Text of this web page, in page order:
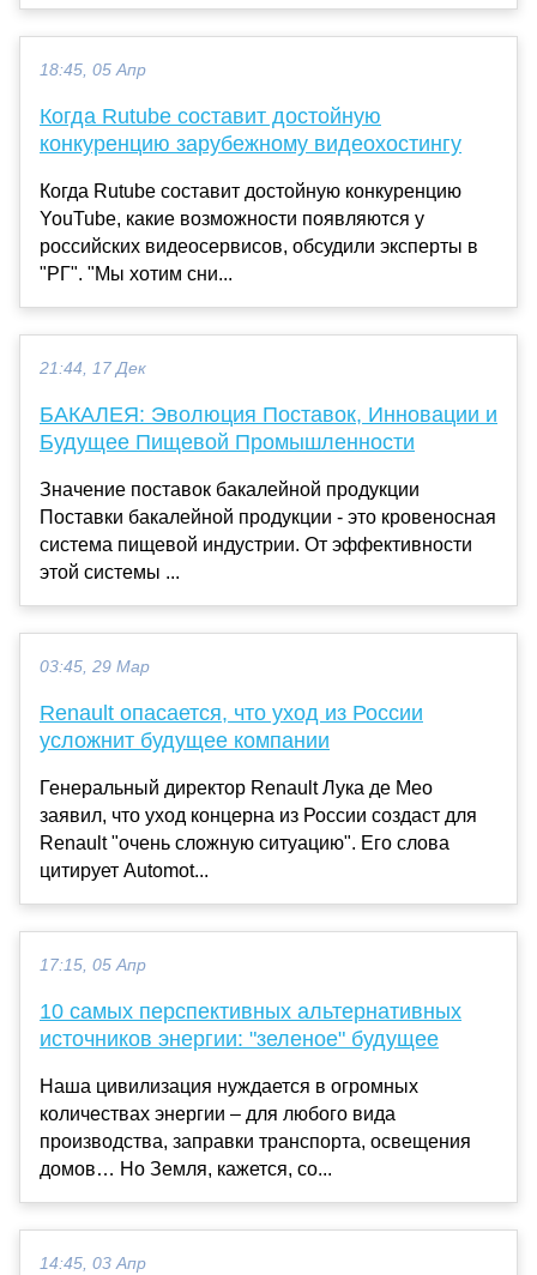
18:45, 05 Апр
Когда Rutube составит достойную
конкуренцию зарубежному видеохостингу
Когда Rutube составит достойную конкуренцию
YouTube, какие возможности появляются у
российских видеосервисов, обсудили эксперты в
"РГ". "Мы хотим сни...
21:44, 17 Дек
БАКАЛЕЯ: Эволюция Поставок, Инновации и
Будущее Пищевой Промышленности
Значение поставок бакалейной продукции
Поставки бакалейной продукции - это кровеносная
система пищевой индустрии. От эффективности
этой системы ...
03:45, 29 Мар
Renault опасается, что уход из России
усложнит будущее компании
Генеральный директор Renault Лука де Мео
заявил, что уход концерна из России создаст для
Renault "очень сложную ситуацию". Его слова
цитирует Automot...
17:15, 05 Апр
10 самых перспективных альтернативных
источников энергии: "зеленое" будущее
Наша цивилизация нуждается в огромных
количествах энергии – для любого вида
производства, заправки транспорта, освещения
домов… Но Земля, кажется, со...
14:45, 03 Апр